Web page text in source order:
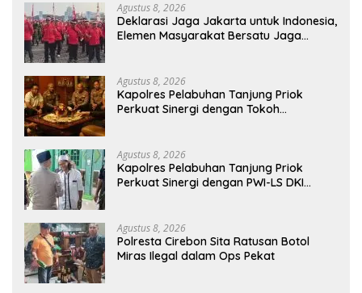
Agustus 8, 2026
Deklarasi Jaga Jakarta untuk Indonesia,
Elemen Masyarakat Bersatu Jaga
Agustus 8, 2026
Kapolres Pelabuhan Tanjung Priok
Perkuat Sinergi dengan Tokoh
Agustus 8, 2026
Kapolres Pelabuhan Tanjung Priok
Perkuat Sinergi dengan PWI-LS DKI
Agustus 8, 2026
Polresta Cirebon Sita Ratusan Botol
Miras Ilegal dalam Ops Pekat